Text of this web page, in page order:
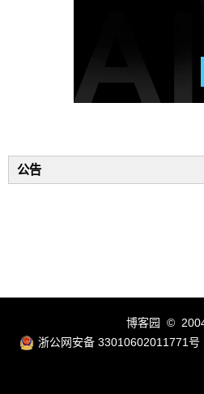
公告
博客园
©
浙公网安备 33010602011771号